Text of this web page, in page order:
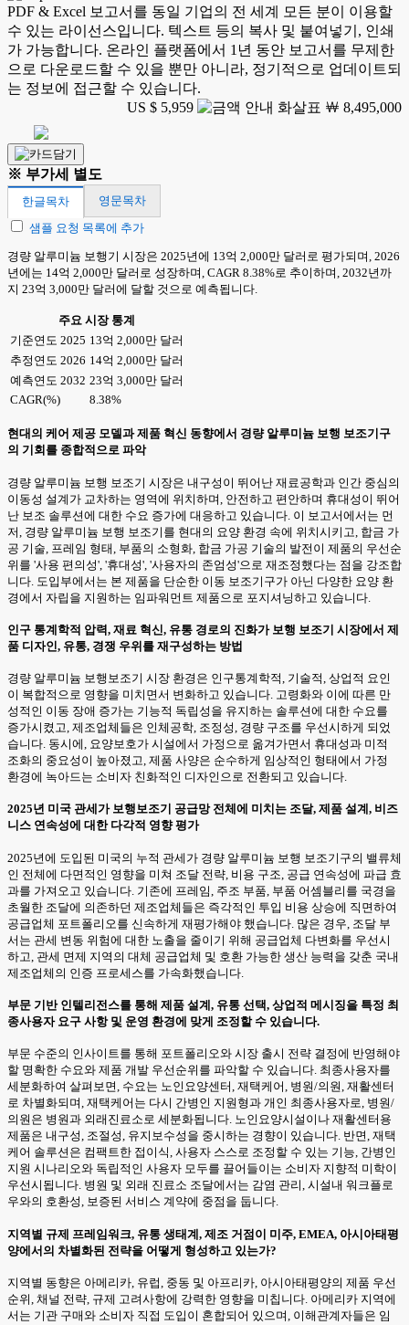
PDF & Excel 보고서를 동일 기업의 전 세계 모든 분이 이용할
수 있는 라이선스입니다. 텍스트 등의 복사 및 붙여넣기, 인쇄
가 가능합니다. 온라인 플랫폼에서 1년 동안 보고서를 무제한
으로 다운로드할 수 있을 뿐만 아니라, 정기적으로 업데이트되
는 정보에 접근할 수 있습니다.
US $ 5,959
￦ 8,495,000
※ 부가세 별도
한글목차
영문목차
샘플 요청 목록에 추가
경량 알루미늄 보행기 시장은 2025년에 13억 2,000만 달러로 평가되며, 2026
년에는 14억 2,000만 달러로 성장하며, CAGR 8.38%로 추이하며, 2032년까
지 23억 3,000만 달러에 달할 것으로 예측됩니다.
주요 시장 통계
기준연도 2025 13억 2,000만 달러
추정연도 2026 14억 2,000만 달러
예측연도 2032 23억 3,000만 달러
CAGR(%)
8.38%
현대의 케어 제공 모델과 제품 혁신 동향에서 경량 알루미늄 보행 보조기구
의 기회를 종합적으로 파악
경량 알루미늄 보행 보조기 시장은 내구성이 뛰어난 재료공학과 인간 중심의
이동성 설계가 교차하는 영역에 위치하며, 안전하고 편안하며 휴대성이 뛰어
난 보조 솔루션에 대한 수요 증가에 대응하고 있습니다. 이 보고서에서는 먼
저, 경량 알루미늄 보행 보조기를 현대의 요양 환경 속에 위치시키고, 합금 가
공 기술, 프레임 형태, 부품의 소형화, 합금 가공 기술의 발전이 제품의 우선순
위를 '사용 편의성', '휴대성', '사용자의 존엄성'으로 재조정했다는 점을 강조합
니다. 도입부에서는 본 제품을 단순한 이동 보조기구가 아닌 다양한 요양 환
경에서 자립을 지원하는 임파워먼트 제품으로 포지셔닝하고 있습니다.
인구 통계학적 압력, 재료 혁신, 유통 경로의 진화가 보행 보조기 시장에서 제
품 디자인, 유통, 경쟁 우위를 재구성하는 방법
경량 알루미늄 보행보조기 시장 환경은 인구통계학적, 기술적, 상업적 요인
이 복합적으로 영향을 미치면서 변화하고 있습니다. 고령화와 이에 따른 만
성적인 이동 장애 증가는 기능적 독립성을 유지하는 솔루션에 대한 수요를
증가시켰고, 제조업체들은 인체공학, 조정성, 경량 구조를 우선시하게 되었
습니다. 동시에, 요양보호가 시설에서 가정으로 옮겨가면서 휴대성과 미적
조화의 중요성이 높아졌고, 제품 사양은 순수하게 임상적인 형태에서 가정
환경에 녹아드는 소비자 친화적인 디자인으로 전환되고 있습니다.
2025년 미국 관세가 보행보조기 공급망 전체에 미치는 조달, 제품 설계, 비즈
니스 연속성에 대한 다각적 영향 평가
2025년에 도입된 미국의 누적 관세가 경량 알루미늄 보행 보조기구의 밸류체
인 전체에 다면적인 영향을 미쳐 조달 전략, 비용 구조, 공급 연속성에 파급 효
과를 가져오고 있습니다. 기존에 프레임, 주조 부품, 부품 어셈블리를 국경을
초월한 조달에 의존하던 제조업체들은 즉각적인 투입 비용 상승에 직면하여
공급업체 포트폴리오를 신속하게 재평가해야 했습니다. 많은 경우, 조달 부
서는 관세 변동 위험에 대한 노출을 줄이기 위해 공급업체 다변화를 우선시
하고, 관세 면제 지역의 대체 공급업체 및 호환 가능한 생산 능력을 갖춘 국내
제조업체의 인증 프로세스를 가속화했습니다.
부문 기반 인텔리전스를 통해 제품 설계, 유통 선택, 상업적 메시징을 특정 최
종사용자 요구 사항 및 운영 환경에 맞게 조정할 수 있습니다.
부문 수준의 인사이트를 통해 포트폴리오와 시장 출시 전략 결정에 반영해야
할 명확한 수요와 제품 개발 우선순위를 파악할 수 있습니다. 최종사용자를
세분화하여 살펴보면, 수요는 노인요양센터, 재택케어, 병원/의원, 재활센터
로 차별화되며, 재택케어는 다시 간병인 지원형과 개인 최종사용자로, 병원/
의원은 병원과 외래진료소로 세분화됩니다. 노인요양시설이나 재활센터용
제품은 내구성, 조절성, 유지보수성을 중시하는 경향이 있습니다. 반면, 재택
케어 솔루션은 컴팩트한 접이식, 사용자 스스로 조정할 수 있는 기능, 간병인
지원 시나리오와 독립적인 사용자 모두를 끌어들이는 소비자 지향적 미학이
우선시됩니다. 병원 및 외래 진료소 조달에서는 감염 관리, 시설내 워크플로
우와의 호환성, 보증된 서비스 계약에 중점을 둡니다.
지역별 규제 프레임워크, 유통 생태계, 제조 거점이 미주, EMEA, 아시아태평
양에서의 차별화된 전략을 어떻게 형성하고 있는가?
지역별 동향은 아메리카, 유럽, 중동 및 아프리카, 아시아태평양의 제품 우선
순위, 채널 전략, 규제 고려사항에 강력한 영향을 미칩니다. 아메리카 지역에
서는 기관 구매와 소비자 직접 도입이 혼합되어 있으며, 이해관계자들은 임